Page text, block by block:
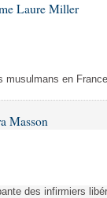
Laure Miller
en
Masson
des infirmiers